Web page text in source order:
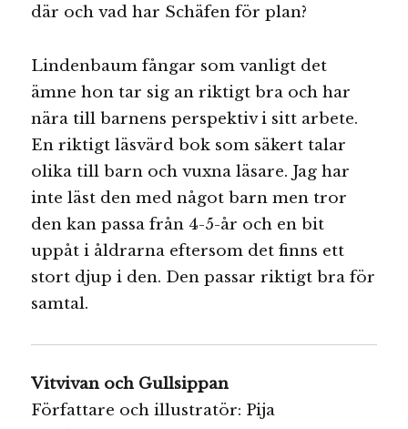
där och vad har Schäfen för plan?
Lindenbaum fångar som vanligt det
ämne hon tar sig an riktigt bra och har
nära till barnens perspektiv i sitt arbete.
En riktigt läsvärd bok som säkert talar
olika till barn och vuxna läsare. Jag har
inte läst den med något barn men tror
den kan passa från 4-5-år och en bit
uppåt i åldrarna eftersom det finns ett
stort djup i den. Den passar riktigt bra för
samtal.
Vitvivan och Gullsippan
Författare och illustratör: Pija